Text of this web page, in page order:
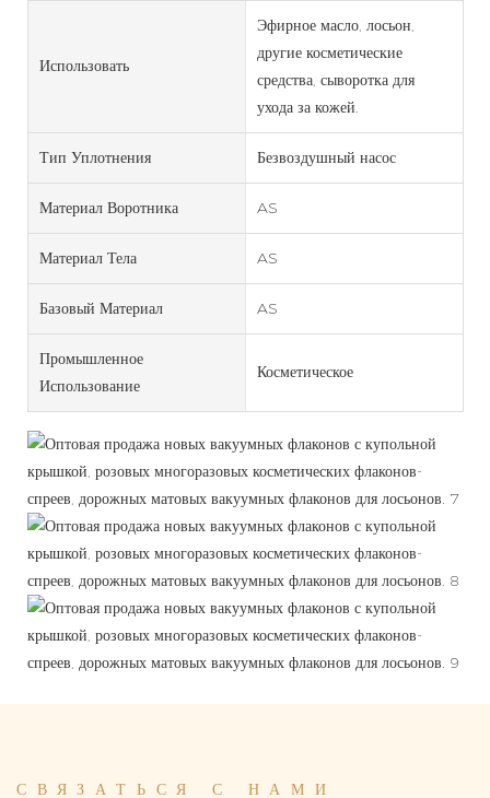
Использовать
Эфирное масло, лосьон,
другие косметические
средства, сыворотка для
ухода за кожей.
Тип Уплотнения Безвоздушный насос
Материал Воротника AS
Материал Тела AS
Базовый Материал AS
Промышленное
Использование
Косметическое
СВЯЗАТЬСЯ С НАМИ